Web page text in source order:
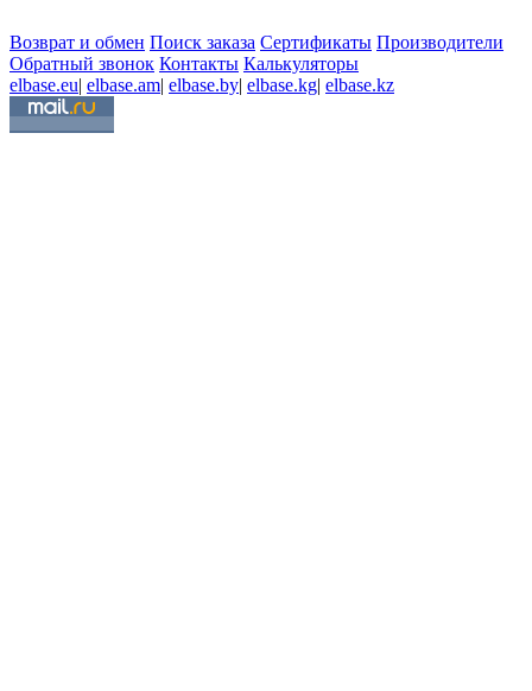
Возврат и обмен Поиск заказа Сертификаты Производители
Обратный звонок Контакты Калькуляторы
elbase.eu| elbase.am| elbase.by| elbase.kg| elbase.kz